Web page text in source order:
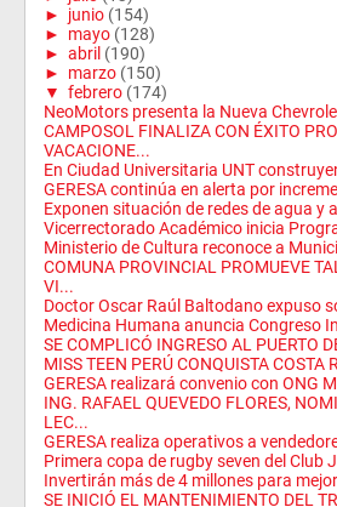
► junio (154)
► mayo (128)
► abril (190)
► marzo (150)
▼ febrero (174)
NeoMotors presenta la Nueva
CAMPOSOL FINALIZA CON ÉXITO
VACACIONE...
En Ciudad Universitaria UNT
GERESA continúa en alerta por
Exponen situación de redes de agua y
Vicerrectorado Académico inicia
Ministerio de Cultura reconoce a
COMUNA PROVINCIAL PROMUEVE
VI...
Doctor Oscar Raúl Baltodano expuso
Medicina Humana anuncia Congreso
SE COMPLICÓ INGRESO AL PUERTO
MISS TEEN PERÚ CONQUISTA COSTA
GERESA realizará convenio con ONG
ING. RAFAEL QUEVEDO FLORES,
LEC...
GERESA realiza operativos a
Primera copa de rugby seven del Club
Invertirán más de 4 millones para
SE INICIÓ EL MANTENIMIENTO DEL